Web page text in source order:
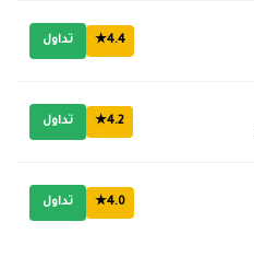
4.4★ تداول
4.2★ تداول
4.0★ تداول